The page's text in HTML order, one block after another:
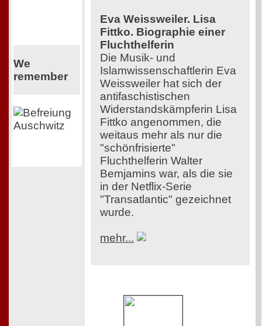
We
remember
Eva Weissweiler. Lisa
Fittko. Biographie einer
Fluchthelferin
Die Musik- und
Islamwissenschaftlerin Eva
Weissweiler hat sich der
antifaschistischen
Widerstandskämpferin Lisa
Fittko angenommen, die
weitaus mehr als nur die
"schönfrisierte"
Fluchthelferin Walter
Bemjamins war, als die sie
in der Netflix-Serie
"Transatlantic" gezeichnet
wurde.
mehr...